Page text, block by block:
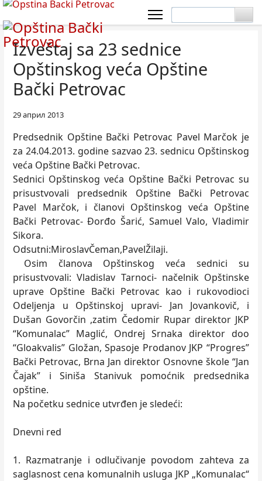
Izveštaj sa 23 sednice
Opštinskog veća Opštine
Bački Petrovac
29 април 2013
Predsednik Opštine Bački Petrovac Pavel Marčok je
za 24.04.2013. godine sazvao 23. sednicu Opštinskog
veća Opštine Bački Petrovac.
Sednici Opštinskog veća Opštine Bački Petrovac su
prisustvovali predsednik Opštine Bački Petrovac
Pavel Marčok, i članovi Opštinskog veća Opštine
Bački Petrovac- Đorđo Šarić, Samuel Valo, Vladimir
Sikora.
Odsutni:MiroslavČeman,PavelŽilaji.
Osim članova Opštinskog veća sednici su
prisustvovali: Vladislav Tarnoci- načelnik Opštinske
uprave Opštine Bački Petrovac kao i rukovodioci
Odeljenja u Opštinskoj upravi- Jan Jovankovič, i
Dušan Govorčin ,zatim Čedomir Rupar direktor JKP
“Komunalac” Maglić, Ondrej Srnaka direktor doo
“Gloakvalis” Gložan, Spasoje Prodanov JKP “Progres”
Bački Petrovac, Brna Jan direktor Osnovne škole “Jan
Čajak” i Siniša Stanivuk pomoćnik predsednika
opštine.
Na početku sednice utvrđen je sledeći:
Dnevni red
1. Razmatranje i odlučivanje povodom zahteva za
saglasnost cena komunalnih usluga JKP „Komunalac“